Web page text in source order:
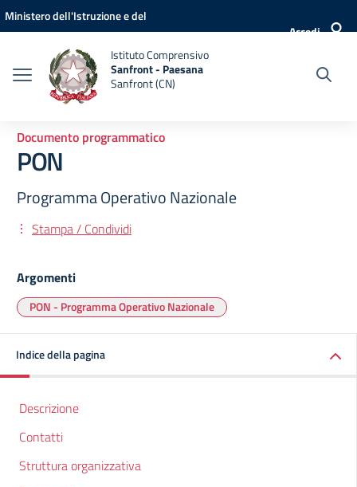
Vai ai contenuti
Vai al menu di navigazione
Vai al footer
Ministero dell'Istruzione e del
Accedi
Istituto Comprensivo
Sanfront - Paesana
Sanfront (CN)
Documento programmatico
PON
Programma Operativo Nazionale
Stampa / Condividi
Argomenti
PON - Programma Operativo Nazionale
Indice della pagina
Descrizione
Contatti
Struttura organizzativa